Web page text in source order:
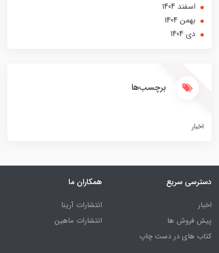
اسفند 1404
بهمن 1404
دی 1404
برچسب‌ها
اخبار
دسترسی سریع
اخبار
پیش فروش ها
کتاب های در دست چاپ
همکاران ما
انتشارات آرینا
انتشارات ماهین